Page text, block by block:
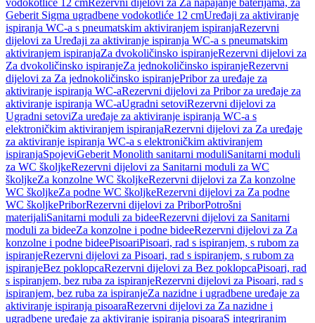
vodokotliće 12 cmRezervni dijelovi za Za napajanje baterijama, za
Geberit Sigma ugradbene vodokotliće 12 cmUređaji za aktiviranje
ispiranja WC-a s pneumatskim aktiviranjem ispiranjaRezervni
dijelovi za Uređaji za aktiviranje ispiranja WC-a s pneumatskim
aktiviranjem ispiranjaZa dvokoličinsko ispiranjeRezervni dijelovi za
Za dvokoličinsko ispiranjeZa jednokoličinsko ispiranjeRezervni
dijelovi za Za jednokoličinsko ispiranjePribor za uređaje za
aktiviranje ispiranja WC-aRezervni dijelovi za Pribor za uređaje za
aktiviranje ispiranja WC-aUgradni setoviRezervni dijelovi za
Ugradni setoviZa uređaje za aktiviranje ispiranja WC-a s
elektroničkim aktiviranjem ispiranjaRezervni dijelovi za Za uređaje
za aktiviranje ispiranja WC-a s elektroničkim aktiviranjem
ispiranjaSpojeviGeberit Monolith sanitarni moduliSanitarni moduli
za WC školjkeRezervni dijelovi za Sanitarni moduli za WC
školjkeZa konzolne WC školjkeRezervni dijelovi za Za konzolne
WC školjkeZa podne WC školjkeRezervni dijelovi za Za podne
WC školjkePriborRezervni dijelovi za PriborPotrošni
materijaliSanitarni moduli za bideeRezervni dijelovi za Sanitarni
moduli za bideeZa konzolne i podne bideeRezervni dijelovi za Za
konzolne i podne bideePisoariPisoari, rad s ispiranjem, s rubom za
ispiranjeRezervni dijelovi za Pisoari, rad s ispiranjem, s rubom za
ispiranjeBez poklopcaRezervni dijelovi za Bez poklopcaPisoari, rad
s ispiranjem, bez ruba za ispiranjeRezervni dijelovi za Pisoari, rad s
ispiranjem, bez ruba za ispiranjeZa nazidne i ugradbene uređaje za
aktiviranje ispiranja pisoaraRezervni dijelovi za Za nazidne i
ugradbene uređaje za aktiviranje ispiranja pisoaraS integriranim